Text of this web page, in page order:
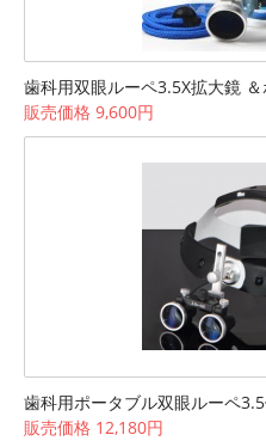
歯科用双眼ルーペ3.5X拡大鏡
販売価格 9,600円
歯科用ポータブル双眼ルーペ
販売価格 12,180円